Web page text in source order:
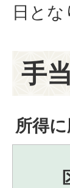
日とな
手
所得